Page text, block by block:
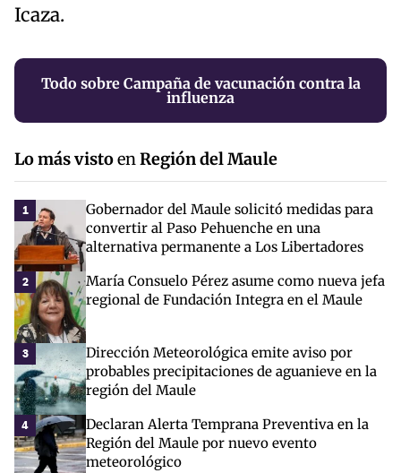
Icaza.
Todo sobre Campaña de vacunación contra la
influenza
Lo más vistoenRegión del Maule
1
Gobernador del Maule solicitó medidas para
convertir al Paso Pehuenche en una
alternativa permanente a Los Libertadores
2
María Consuelo Pérez asume como nueva jefa
regional de Fundación Integra en el Maule
3
Dirección Meteorológica emite aviso por
probables precipitaciones de aguanieve en la
región del Maule
4
Declaran Alerta Temprana Preventiva en la
Región del Maule por nuevo evento
meteorológico